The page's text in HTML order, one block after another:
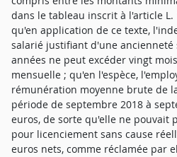
dans le tableau inscrit à l'article
qu'en application de ce texte,
salarié justifiant d'une
années ne peut excéder vingt
mensuelle ; qu'en l'espèce,
rémunération moyenne brute de
période de septembre 2018 à
euros, de sorte qu'elle ne pouvait
pour licenciement sans cause
euros nets, comme réclamée par